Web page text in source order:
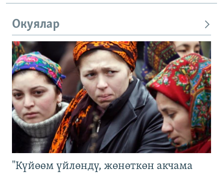
Окуялар
"Күйөөм үйлөндү, жөнөткөн акчама